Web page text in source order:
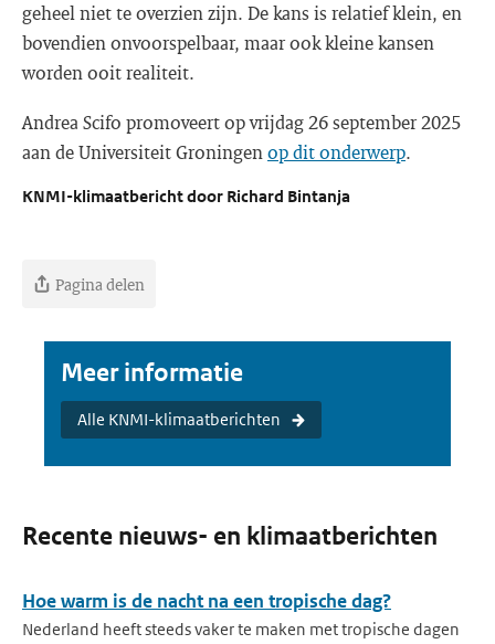
geheel niet te overzien zijn. De kans is relatief klein, en
bovendien onvoorspelbaar, maar ook kleine kansen
worden ooit realiteit.
Andrea Scifo promoveert op vrijdag 26 september 2025
aan de Universiteit Groningen op dit onderwerp.
KNMI-klimaatbericht door Richard Bintanja
Pagina delen
Meer informatie
Alle KNMI-klimaatberichten
Recente nieuws- en klimaatberichten
Hoe warm is de nacht na een tropische dag?
Nederland heeft steeds vaker te maken met tropische dagen